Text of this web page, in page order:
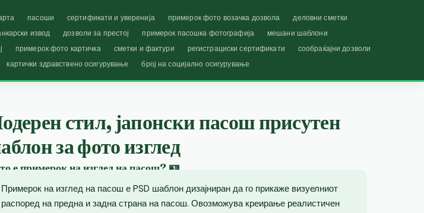
пасоши сертификати и уверенија примерок фото возачка дозвола
деловни сметки
извод дозволи за престој примерок пасошка фотографија
мешани шаблони
примерок фото картичка сметки и фактури регистрациски сертификати
сообраќајни дозволи
картички здравствено осигурување број на социјално осигурување
стил, јапонски пасош присутен
за фото изглед
е примерок на изглед на пасош? 🪪
Примерок на изглед на пасош е PSD шаблон дизајниран да го прикаже визуелниот
распоред на предна и задна страна на пасош. Овозможува креирање реалистичен